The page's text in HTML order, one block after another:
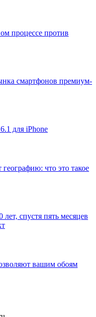
процессе против
смартфонов премиум-
для iPhone
что это такое
спустя пять месяцев
вашим обоям